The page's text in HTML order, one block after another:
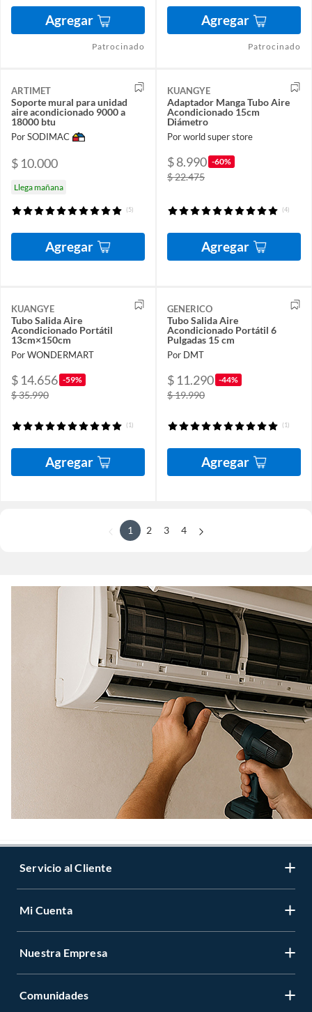
Agregar
Patrocinado
Agregar
Patrocinado
ARTIMET
Soporte mural para unidad
aire acondicionado 9000 a
18000 btu
Por SODIMAC
$ 10.000
Llega mañana
(5)
Agregar
KUANGYE
Adaptador Manga Tubo Aire
Acondicionado 15cm
Diámetro
Por world super store
$ 8.990 -60%
$ 22.475
(4)
Agregar
KUANGYE
Tubo Salida Aire
Acondicionado Portátil
13cm×150cm
Por WONDERMART
$ 14.656 -59%
$ 35.990
(1)
Agregar
GENERICO
Tubo Salida Aire
Acondicionado Portátil 6
Pulgadas 15 cm
Por DMT
$ 11.290 -44%
$ 19.990
(1)
Agregar
1 2 3 4
Servicio al Cliente
Mi Cuenta
Nuestra Empresa
Comunidades